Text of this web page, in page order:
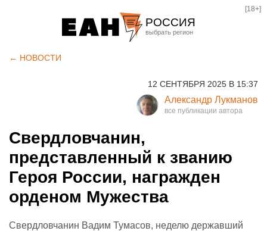
РОССИЯ
Курган
Оренбург
[18+]
← НОВОСТИ
12 СЕНТЯБРЯ 2025 В 15:37
Александр Лукманов
Свердловчанин,
представленный к званию
Героя России, награжден
орденом Мужества
Свердловчанин Вадим Тумасов, неделю державший